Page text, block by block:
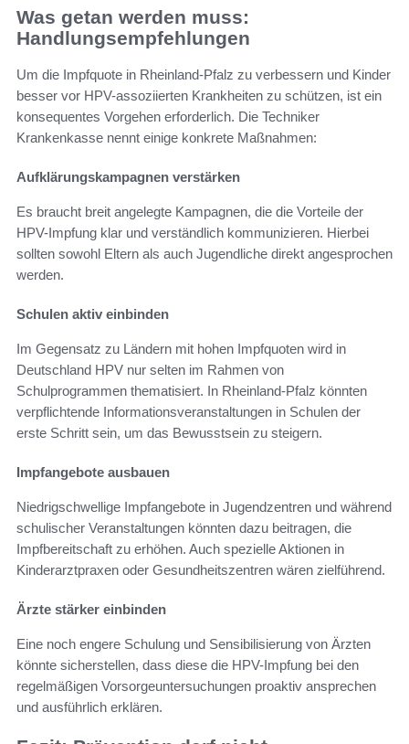
Was getan werden muss:
Handlungsempfehlungen
Um die Impfquote in Rheinland-Pfalz zu verbessern und Kinder
besser vor HPV-assoziierten Krankheiten zu schützen, ist ein
konsequentes Vorgehen erforderlich. Die Techniker
Krankenkasse nennt einige konkrete Maßnahmen:
Aufklärungskampagnen verstärken
Es braucht breit angelegte Kampagnen, die die Vorteile der
HPV-Impfung klar und verständlich kommunizieren. Hierbei
sollten sowohl Eltern als auch Jugendliche direkt angesprochen
werden.
Schulen aktiv einbinden
Im Gegensatz zu Ländern mit hohen Impfquoten wird in
Deutschland HPV nur selten im Rahmen von
Schulprogrammen thematisiert. In Rheinland-Pfalz könnten
verpflichtende Informationsveranstaltungen in Schulen der
erste Schritt sein, um das Bewusstsein zu steigern.
Impfangebote ausbauen
Niedrigschwellige Impfangebote in Jugendzentren und während
schulischer Veranstaltungen könnten dazu beitragen, die
Impfbereitschaft zu erhöhen. Auch spezielle Aktionen in
Kinderarztpraxen oder Gesundheitszentren wären zielführend.
Ärzte stärker einbinden
Eine noch engere Schulung und Sensibilisierung von Ärzten
könnte sicherstellen, dass diese die HPV-Impfung bei den
regelmäßigen Vorsorgeuntersuchungen proaktiv ansprechen
und ausführlich erklären.